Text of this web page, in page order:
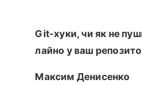
Git-хуки, чи як не
лайно у ваш
Максим Денисенко